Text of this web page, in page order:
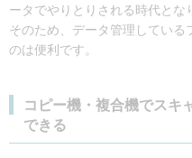
ータでやりとりされる時代とな
そのため、データ管理している
のは便利です。
コピー機・複合機でスキ
できる